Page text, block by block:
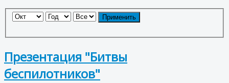
Применить
Презентация "Битвы
беспилотников"